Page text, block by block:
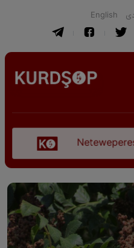
English
Neteweperestî li